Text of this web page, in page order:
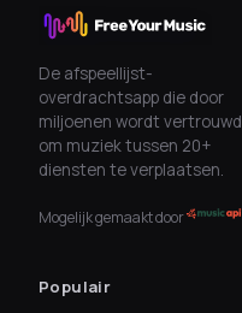
De afspeellijst-
overdrachtsapp die door
miljoenen wordt vertrouwd
om muziek tussen 20+
diensten te verplaatsen.
Mogelijk gemaakt door
Populair